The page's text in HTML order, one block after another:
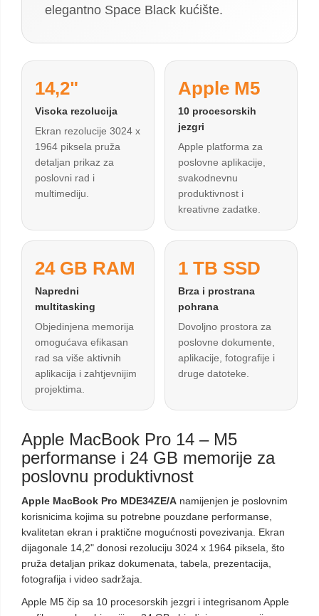
elegantno Space Black kućište.
14,2"
Visoka rezolucija
Ekran rezolucije 3024 x
1964 piksela pruža
detaljan prikaz za
poslovni rad i
multimediju.
Apple M5
10 procesorskih
jezgri
Apple platforma za
poslovne aplikacije,
svakodnevnu
produktivnost i
kreativne zadatke.
24 GB RAM
Napredni
multitasking
Objedinjena memorija
omogućava efikasan
rad sa više aktivnih
aplikacija i zahtjevnijim
projektima.
1 TB SSD
Brza i prostrana
pohrana
Dovoljno prostora za
poslovne dokumente,
aplikacije, fotografije i
druge datoteke.
Apple MacBook Pro 14 – M5
performanse i 24 GB memorije za
poslovnu produktivnost
Apple MacBook Pro MDE34ZE/A namijenjen je poslovnim
korisnicima kojima su potrebne pouzdane performanse,
kvalitetan ekran i praktične mogućnosti povezivanja. Ekran
dijagonale 14,2" donosi rezoluciju 3024 x 1964 piksela, što
pruža detaljan prikaz dokumenata, tabela, prezentacija,
fotografija i video sadržaja.
Apple M5 čip sa 10 procesorskih jezgri i integrisanom Apple